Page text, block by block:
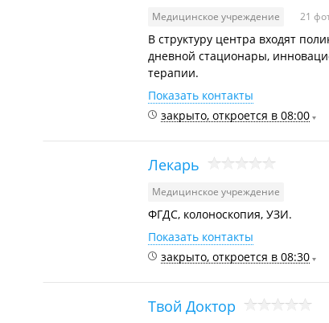
Медицинское учреждение 21
В структуру центра входят
дневной стационары,
терапии.
Показать контакты
закрыто, откроется в 08:00
Лекарь
Медицинское учреждение
ФГДС, колоноскопия, УЗИ.
Показать контакты
закрыто, откроется в 08:30
Твой Доктор